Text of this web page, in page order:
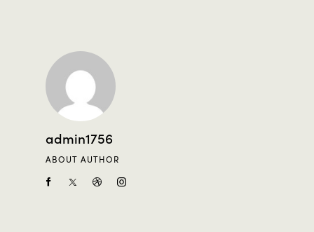
admin1756
ABOUT AUTHOR